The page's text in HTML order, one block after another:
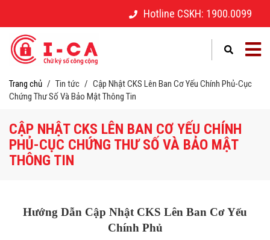
Hotline CSKH: 1900.0099
Trang chủ / Tin tức / Cập Nhật CKS Lên Ban Cơ Yếu Chính Phủ-Cục
Chứng Thư Số Và Bảo Mật Thông Tin
CẬP NHẬT CKS LÊN BAN CƠ YẾU CHÍNH
PHỦ-CỤC CHỨNG THƯ SỐ VÀ BẢO MẬT
THÔNG TIN
Hướng Dẫn Cập Nhật CKS Lên Ban Cơ Yếu
Chính Phủ
–
Điền thông tin để gửi yêu cầu hỗ trợ
Mã số thuế*
Họ và tên*
–
Vui lòng điền thông tin yêu cầu mua hàng
Mã số thuế*
Tên công ty *